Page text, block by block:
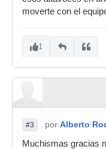
moverte con el
1
#3 por Alberto
Muchismas gracias